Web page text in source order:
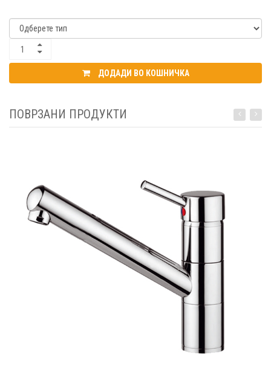
ДОДАДИ ВО КОШНИЧКА
ПОВРЗАНИ ПРОДУКТИ